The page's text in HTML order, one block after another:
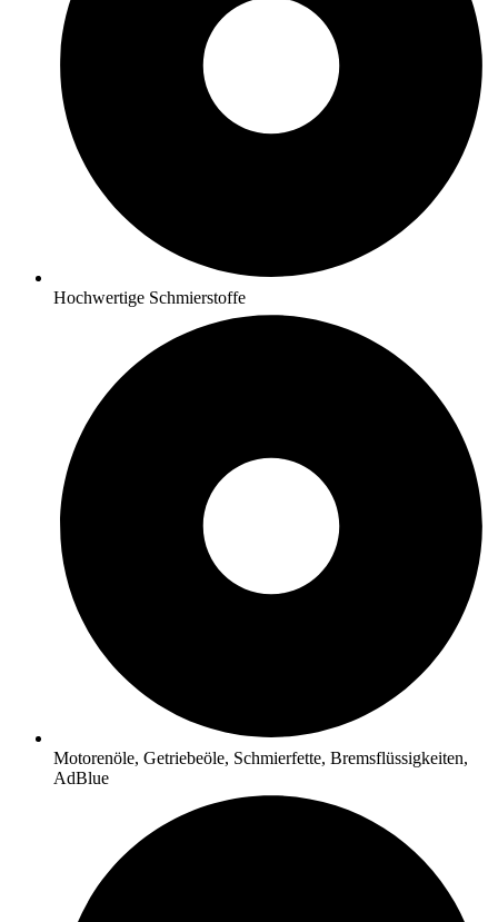
Hochwertige Schmierstoffe
Motorenöle, Getriebeöle, Schmierfette, Bremsflüssigkeiten,
AdBlue